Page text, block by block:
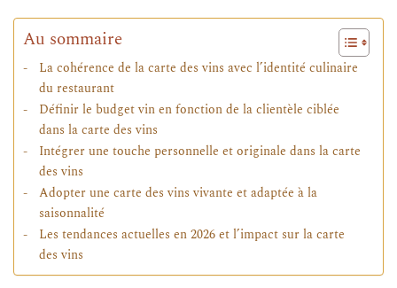
Au sommaire
La cohérence de la carte des vins avec l’identité culinaire
du restaurant
Définir le budget vin en fonction de la clientèle ciblée
dans la carte des vins
Intégrer une touche personnelle et originale dans la carte
des vins
Adopter une carte des vins vivante et adaptée à la
saisonnalité
Les tendances actuelles en 2026 et l’impact sur la carte
des vins